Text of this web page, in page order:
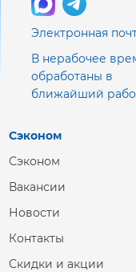
Электронная
В нерабочее
обработаны в
ближайший
Сэконом
Сэконом
Вакансии
Новости
Контакты
Скидки и акции